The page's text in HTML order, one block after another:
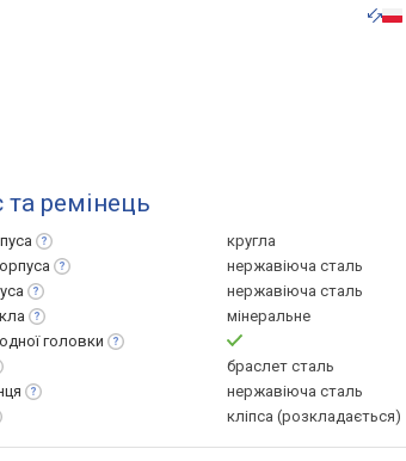
та ремінець
кругла
нержавіюча сталь
нержавіюча сталь
мінеральне
головки
браслет сталь
нержавіюча сталь
кліпса (розкладається)